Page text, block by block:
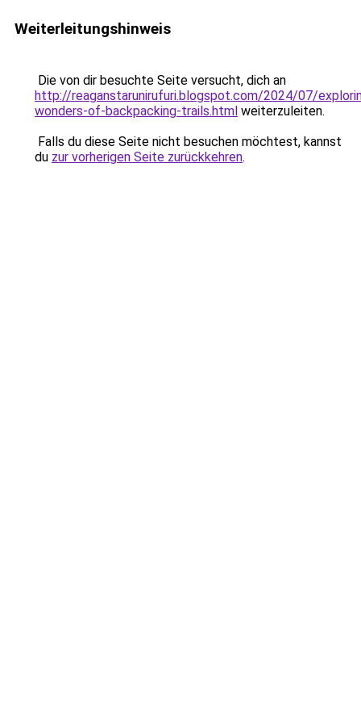
Weiterleitungshinweis
Die von dir besuchte Seite versucht, dich an
http://reaganstarunirufuri.blogspot.com/2024/07/
wonders-of-backpacking-trails.html weiterzuleiten.
Falls du diese Seite nicht besuchen möchtest, kannst
du zur vorherigen Seite zurückkehren.